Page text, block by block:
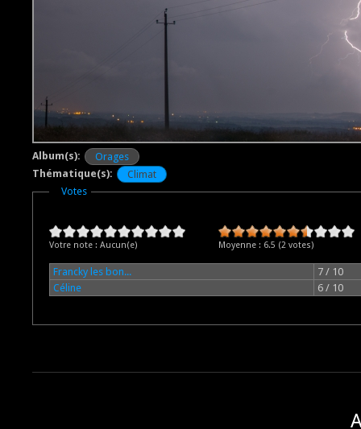
Album(s):
Orages
Thématique(s):
Climat
Masquer
Votes
Votre note : Aucun(e) Moyenne : 6.5 (2votes)
Francky les bon...
7 / 10
Céline
6 / 10